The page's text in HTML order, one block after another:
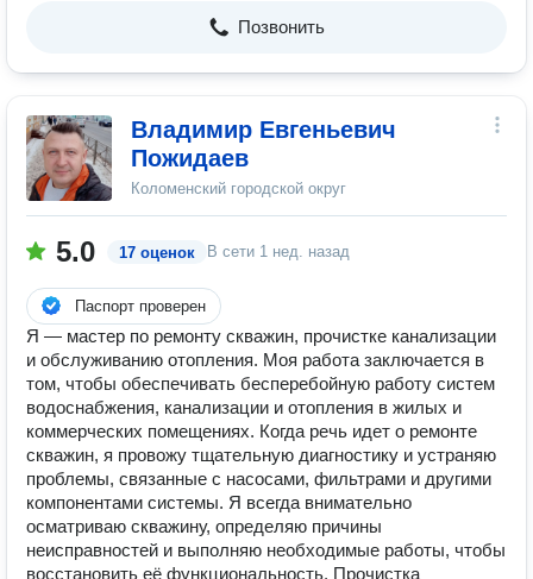
Позвонить
Владимир Евгеньевич
Пожидаев
Коломенский городской округ
5.0 17 оценок В сети 1 нед. назад
Паспорт проверен
Я — мастер по ремонту скважин, прочистке канализации
и обслуживанию отопления. Моя работа заключается в
том, чтобы обеспечивать бесперебойную работу систем
водоснабжения, канализации и отопления в жилых и
коммерческих помещениях. Когда речь идет о ремонте
скважин, я провожу тщательную диагностику и устраняю
проблемы, связанные с насосами, фильтрами и другими
компонентами системы. Я всегда внимательно
осматриваю скважину, определяю причины
неисправностей и выполняю необходимые работы, чтобы
восстановить её функциональность. Прочистка